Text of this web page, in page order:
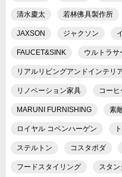
清水慶太 若林佛具製作所
JAXSON ジャクソン
FAUCET&SINK ウルトラサ
リアルリビングアンドインテリ
リノベーション家具 コー
MARUNI FURNISHING 素
ロイヤル コペンハーゲン
ステルトン コスタボダ
フードスタイリング スタ